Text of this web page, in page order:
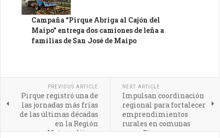
Campaña “Pirque Abriga al Cajón del
Maipo” entrega dos camiones de leña a
familias de San José de Maipo
PREVIOUS ARTICLE
Pirque registró una de
las jornadas más frías
de las últimas décadas
en la Región
Metropolitana
NEXT ARTICLE
Impulsan coordinación
regional para fortalecer
emprendimientos
rurales en comunas
como Pirque